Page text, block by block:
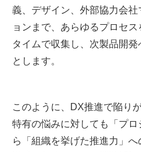
義、デザイン、外部協力会
ョンまで、あらゆるプロセ
タイムで収集し、次製品開
とします。
このように、DX推進で陥り
特有の悩みに対しても「プ
ら「組織を挙げた推進力」